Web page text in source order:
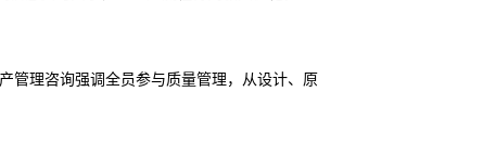
管理咨询强调全员参与质量管理，从设计、原